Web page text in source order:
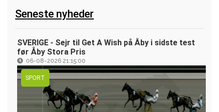
Seneste nyheder
SVERIGE - Sejr til Get A Wish på Åby i sidste test
før Åby Stora Pris
06-08-2026 21:15:00
SPORT